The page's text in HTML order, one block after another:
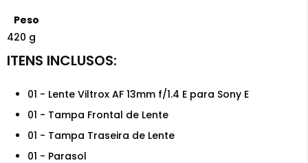
Peso
420 g
01 - Lente Viltrox AF 13mm f/1.4 E para Sony E
01 - Tampa Frontal de Lente
01 - Tampa Traseira de Lente
01 - Parasol